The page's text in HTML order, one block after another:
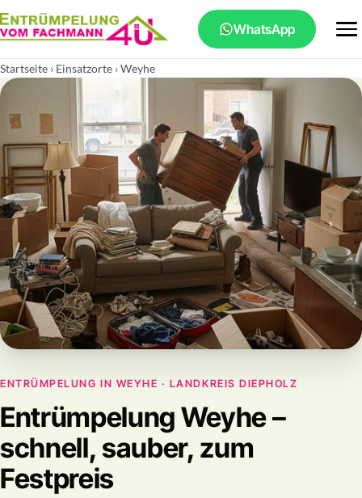
WhatsApp
Startseite › Einsatzorte › Weyhe
ENTRÜMPELUNG IN WEYHE · LANDKREIS DIEPHOLZ
Entrümpelung Weyhe –
schnell, sauber, zum
Festpreis